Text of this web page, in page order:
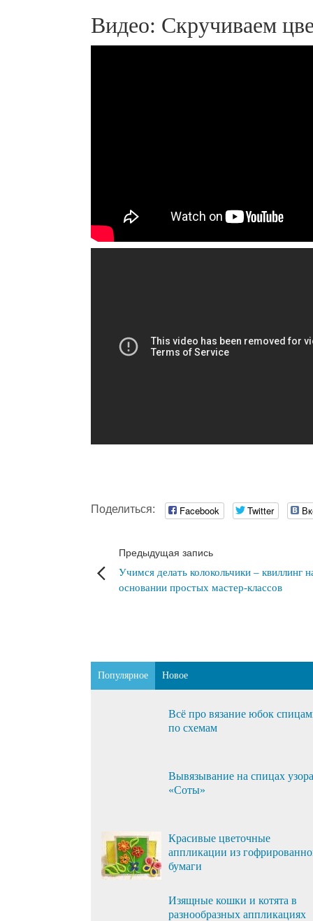
Видео: Скручиваем
Поделиться: Facebook Twitter
Предыдущая запись
Учимся делать колокольчики – квиллинг
основании простых мастер-классов
Популярное Новое
Всё про вязание юбок
по схемам
Вывязывание на спицах узора
«Соты»
Красивые цветочные
аппликации из
бумаги
Изящные кошки и котята в
разнообразных аппликациях